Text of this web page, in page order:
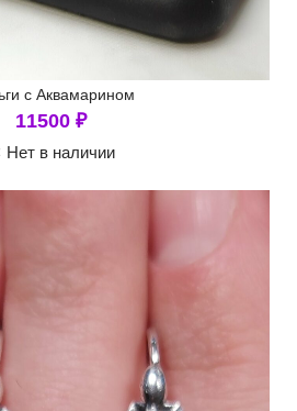
с Аквамарином
11500 ₽
Нет в наличии